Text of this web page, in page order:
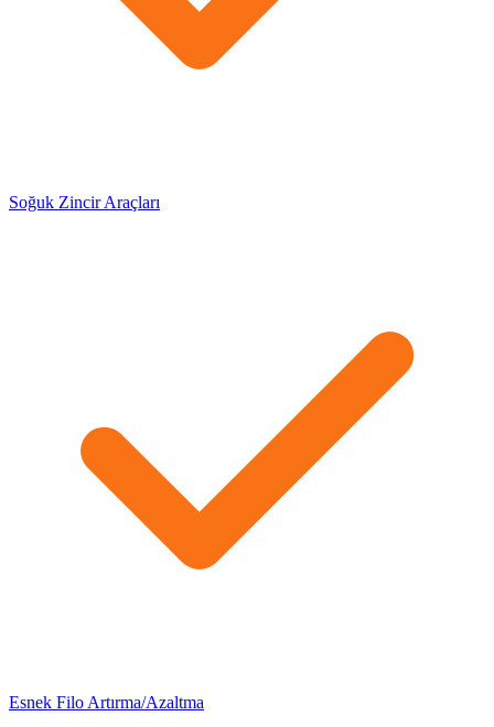
Soğuk Zincir Araçları
Esnek Filo Artırma/Azaltma